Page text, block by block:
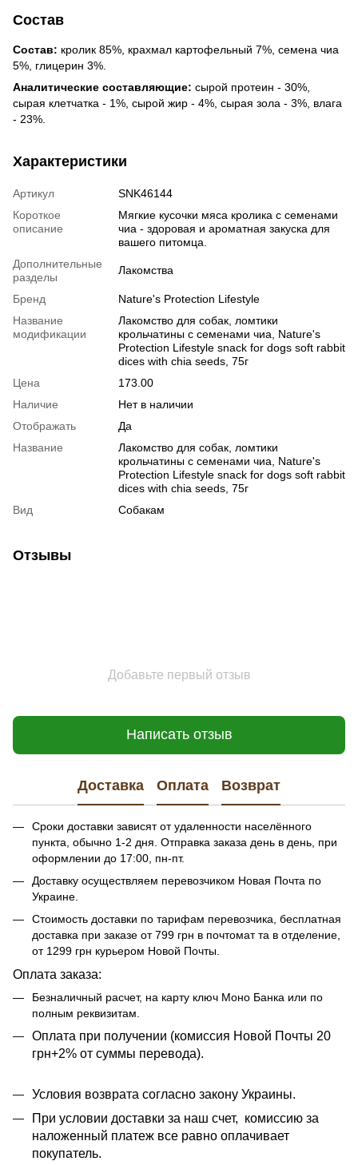
Состав
Состав: кролик 85%, крахмал картофельный 7%, семена чиа
5%, глицерин 3%.
Аналитические составляющие: сырой протеин - 30%,
сырая клетчатка - 1%, сырой жир - 4%, сырая зола - 3%, влага
- 23%.
Характеристики
Артикул
SNK46144
Короткое
описание
Мягкие кусочки мяса кролика с семенами
чиа - здоровая и ароматная закуска для
вашего питомца.
Дополнительные
разделы
Лакомства
Бренд
Nature's Protection Lifestyle
Название
модификации
Лакомство для собак, ломтики
крольчатины с семенами чиа, Nature's
Protection Lifestyle snack for dogs soft rabbit
dices with chia seeds, 75г
Цена
173.00
Наличие
Нет в наличии
Отображать
Да
Название
Лакомство для собак, ломтики
крольчатины с семенами чиа, Nature's
Protection Lifestyle snack for dogs soft rabbit
dices with chia seeds, 75г
Вид
Собакам
Отзывы
Добавьте первый отзыв
Написать отзыв
Доставка Оплата Возврат
Сроки доставки зависят от удаленности населённого
пункта, обычно 1-2 дня. Отправка заказа день в день, при
оформлении до 17:00, пн-пт.
Доставку осуществляем перевозчиком Новая Почта по
Украине.
Стоимость доставки по тарифам перевозчика, бесплатная
доставка при заказе от 799 грн в почтомат та в отделение,
от 1299 грн курьером Новой Почты.
Оплата заказа:
Безналичный расчет, на карту ключ Моно Банка или по
полным реквизитам.
​​Оплата при получении (комиссия Новой Почты 20
грн+2% от суммы перевода).
Условия возврата согласно закону Украины.
При условии доставки за наш счет, комиссию за
наложенный платеж все равно оплачивает
покупатель.